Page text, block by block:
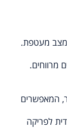
המאפשרים
לפריקה